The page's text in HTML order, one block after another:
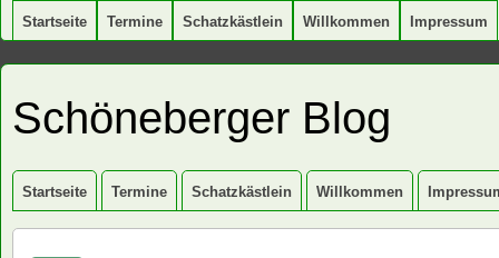
Startseite Termine Schatzkästlein Willkommen Impressum
Schöneberger Blog
Startseite Termine Schatzkästlein Willkommen